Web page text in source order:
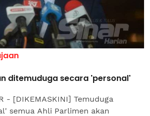
ditemuduga secara 'personal'
- [DIKEMASKINI] Temuduga
semua Ahli Parlimen akan